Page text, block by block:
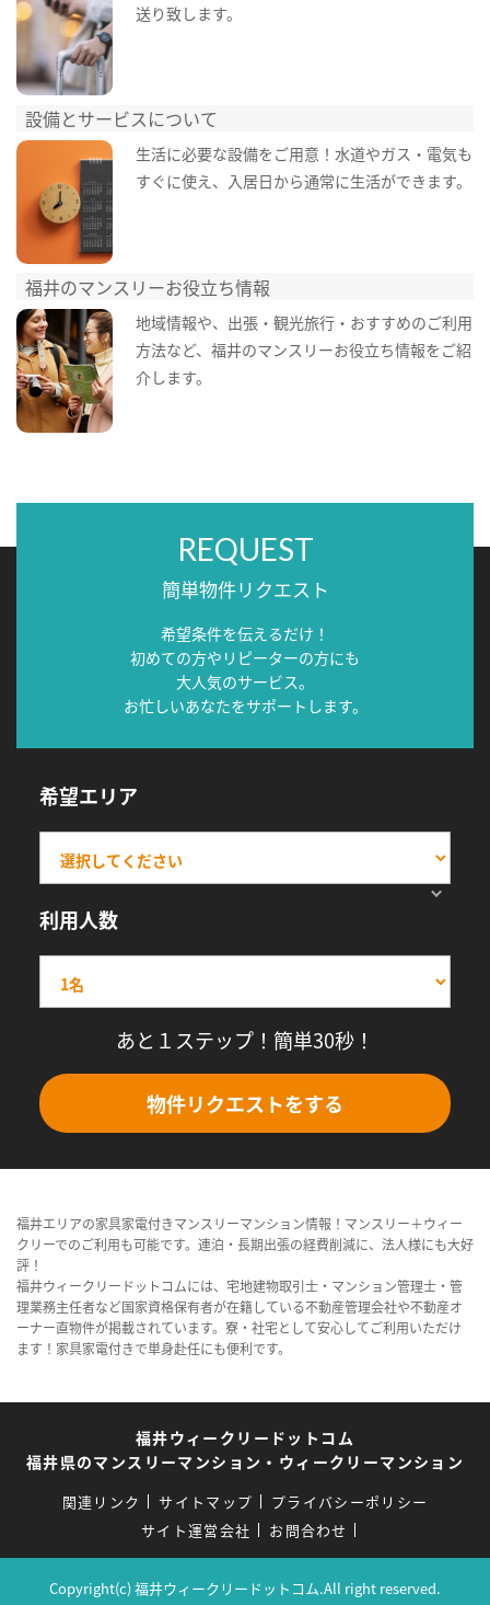
送り致します。
設備とサービスについて
生活に必要な設備をご用意！水道やガス・電気も
すぐに使え、入居日から通常に生活ができます。
福井のマンスリーお役立ち情報
地域情報や、出張・観光旅行・おすすめのご利用
方法など、福井のマンスリーお役立ち情報をご紹
介します。
REQUEST
簡単物件リクエスト
希望条件を伝えるだけ！
初めての方やリピーターの方にも
大人気のサービス。
お忙しいあなたをサポートします。
希望エリア
利用人数
あと１ステップ！簡単30秒！
物件リクエストをする
福井エリアの家具家電付きマンスリーマンション情報！マンスリー＋ウィー
クリーでのご利用も可能です。連泊・長期出張の経費削減に、法人様にも大好
評！
福井ウィークリードットコムには、宅地建物取引士・マンション管理士・管
理業務主任者など国家資格保有者が在籍している不動産管理会社や不動産オ
ーナー直物件が掲載されています。寮・社宅として安心してご利用いただけ
ます！家具家電付きで単身赴任にも便利です。
福井ウィークリードットコム
福井県のマンスリーマンション・ウィークリーマンション
関連リンク サイトマップ
プライバシーポリシー
サイト運営会社
お問合わせ
Copyright(c) 福井ウィークリードットコム.All right reserved.